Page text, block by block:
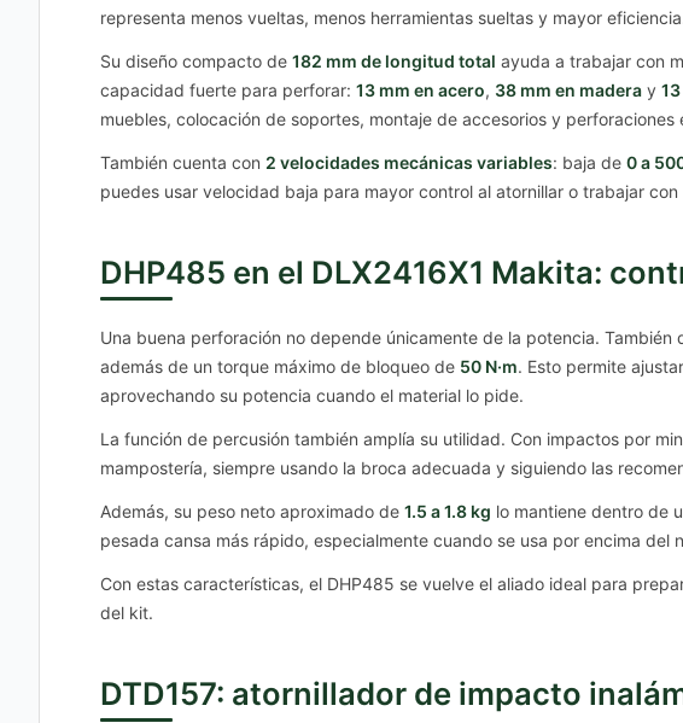
representa menos vueltas, menos herramientas sueltas y mayor
Su diseño compacto de 182 mm de longitud total ayuda a trabajar con
capacidad fuerte para perforar: 13 mm en acero, 38 mm en madera y
muebles, colocación de soportes, montaje de accesorios y perforaciones
También cuenta con 2 velocidades mecánicas variables: baja de 0 a
puedes usar velocidad baja para mayor control al atornillar o trabajar
DHP485 en el DLX2416X1 Makita:
Una buena perforación no depende únicamente de la potencia.
además de un torque máximo de bloqueo de 50 N·m. Esto permite
aprovechando su potencia cuando el material lo pide.
La función de percusión también amplía su utilidad. Con impactos por
mampostería, siempre usando la broca adecuada y siguiendo las
Además, su peso neto aproximado de 1.5 a 1.8 kg lo mantiene dentro de
pesada cansa más rápido, especialmente cuando se usa por encima
Con estas características, el DHP485 se vuelve el aliado ideal para
del kit.
DTD157: atornillador de impacto